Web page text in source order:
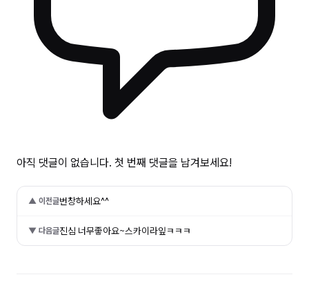
아직 댓글이 없습니다. 첫 번째 댓글을 남겨보세요!
▲ 이전글번창하세요^^
▼ 다음글진심 너무좋아요~스카이라잎ㅋㅋㅋ